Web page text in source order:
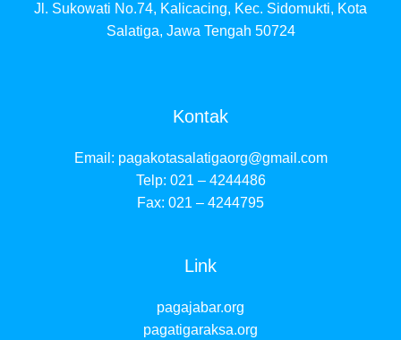
Jl. Sukowati No.74, Kalicacing, Kec. Sidomukti, Kota
Salatiga, Jawa Tengah 50724
Kontak
Email: pagakotasalatigaorg@gmail.com
Telp: 021 – 4244486
Fax: 021 – 4244795
Link
pagajabar.org
pagatigaraksa.org